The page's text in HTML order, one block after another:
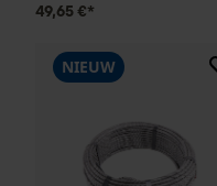
49,65 €*
NIEUW